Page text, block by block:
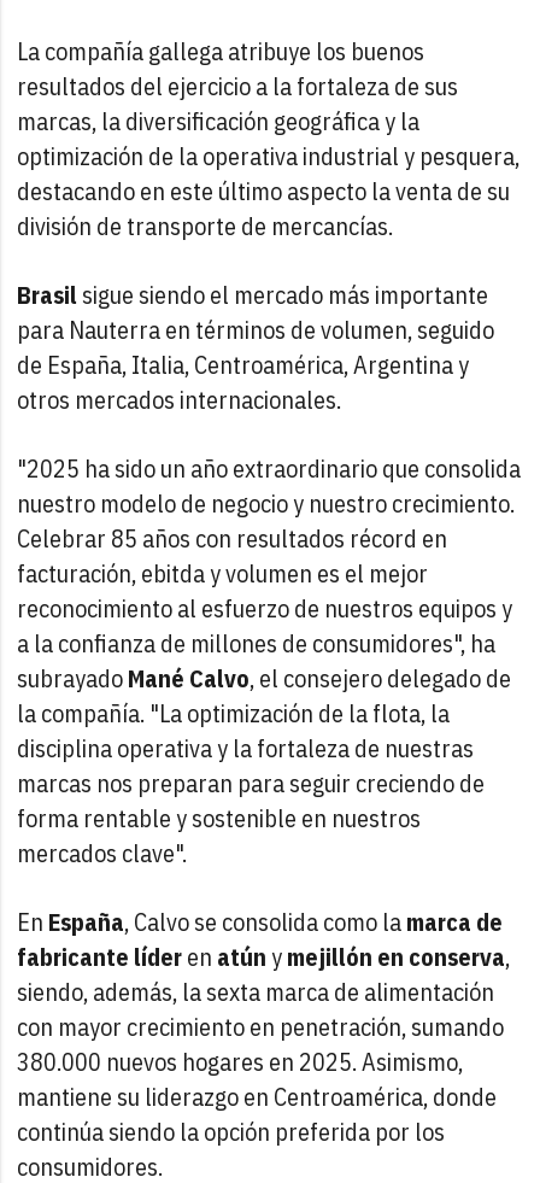
La compañía gallega atribuye los buenos
resultados del ejercicio a la fortaleza de sus
marcas, la diversificación geográfica y la
optimización de la operativa industrial y pesquera,
destacando en este último aspecto la venta de su
división de transporte de mercancías.
Brasilsigue siendo el mercado más importante
para Nauterra en términos de volumen, seguido
de España, Italia, Centroamérica, Argentina y
otros mercados internacionales.
"2025 ha sido un año extraordinario que consolida
nuestro modelo de negocio y nuestro crecimiento.
Celebrar 85 años con resultados récord en
facturación, ebitda y volumen es el mejor
reconocimiento al esfuerzo de nuestros equipos y
a la confianza de millones de consumidores", ha
subrayadoMané Calvo, el consejero delegado de
la compañía. "La optimización de la flota, la
disciplina operativa y la fortaleza de nuestras
marcas nos preparan para seguir creciendo de
forma rentable y sostenible en nuestros
mercados clave".
En España, Calvo se consolida como lamarca de
fabricante líderen atúnymejillón en conserva,
siendo, además, la sexta marca de alimentación
con mayor crecimiento en penetración, sumando
380.000 nuevos hogares en 2025. Asimismo,
mantiene su liderazgo en Centroamérica, donde
continúa siendo la opción preferida por los
consumidores.